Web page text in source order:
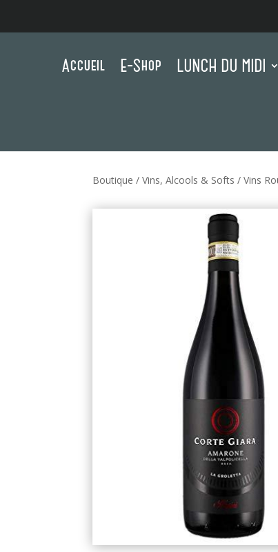
Accueil E-Shop LUNCH DU MIDI
Boutique /Vins, Alcools & Softs /Vins